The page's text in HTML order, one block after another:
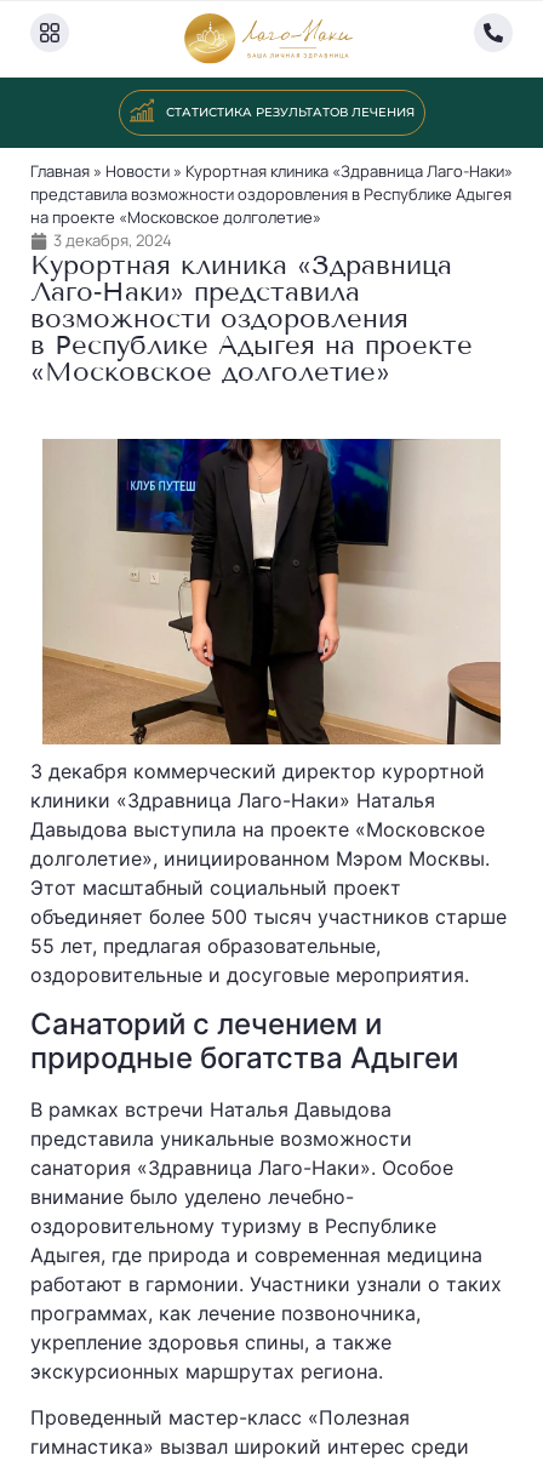
СТАТИСТИКА РЕЗУЛЬТАТОВ ЛЕЧЕНИЯ
Главная» Новости» Курортная клиника «Здравница Лаго-Наки»
представила возможности оздоровления в Республике Адыгея
на проекте «Московское долголетие»
3 декабря, 2024
Курортная клиника «Здравница
Лаго‐Наки» представила
возможности оздоровления
в Республике Адыгея на проекте
«Московское долголетие»
3 декабря коммерческий директор курортной
клиники «Здравница Лаго-Наки» Наталья
Давыдова выступила на проекте «Московское
долголетие», инициированном Мэром Москвы.
Этот масштабный социальный проект
объединяет более 500 тысяч участников старше
55 лет, предлагая образовательные,
оздоровительные и досуговые мероприятия.
Санаторий с лечением и
природные богатства Адыгеи
В рамках встречи Наталья Давыдова
представила уникальные возможности
санатория «Здравница Лаго-Наки». Особое
внимание было уделено лечебно-
оздоровительному туризму в Республике
Адыгея, где природа и современная медицина
работают в гармонии. Участники узнали о таких
программах, как лечение позвоночника,
укрепление здоровья спины, а также
экскурсионных маршрутах региона.
Проведенный мастер-класс «Полезная
гимнастика» вызвал широкий интерес среди